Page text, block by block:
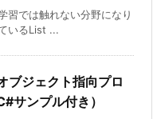
習では触れない分野になり
いるList ...
ブジェクト指向プロ
サンプル付き）